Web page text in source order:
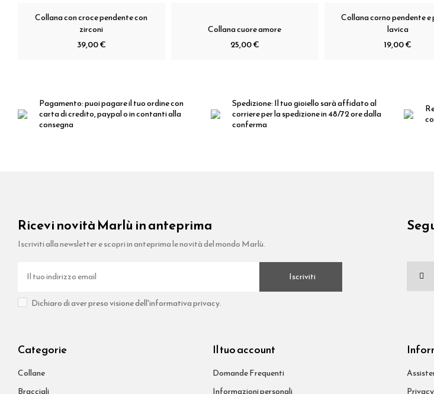
Collana con croce pendente con
zirconi
39,00 €
Collana cuore amore
25,00 €
Collana corno pendente
lavica
19,00 €
Pagamento:puoi pagare il tuo ordine con
carta di credito, paypal o in contanti alla
consegna
Spedizione:Il tuo gioiello sarà affidato al
corriere per la spedizione in 48/72 ore dalla
conferma
Ricevi novità Marlù in anteprima
Iscriviti alla newsletter e scopri in anteprima le novità del mondo Marlù.
Iscriviti
Dichiaro di aver preso visione dell'informativa privacy.
Categorie
Collane
Bracciali
Il tuo account
Domande Frequenti
Informazioni personali
Privacy